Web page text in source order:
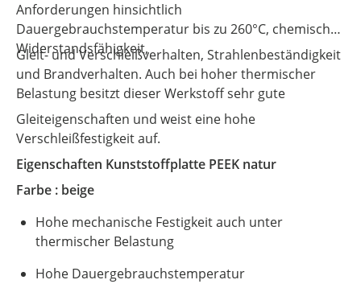
Anforderungen hinsichtlich
Dauergebrauchstemperatur bis zu 260°C, chemischer
Widerstandsfähigkeit,
Gleit- und Verschleißverhalten, Strahlenbeständigkeit
und Brandverhalten. Auch bei hoher thermischer
Belastung besitzt dieser Werkstoff sehr gute
Gleiteigenschaften und weist eine hohe
Verschleißfestigkeit auf.
Eigenschaften Kunststoffplatte PEEK natur
Farbe : beige
Hohe mechanische Festigkeit auch unter
thermischer Belastung
Hohe Dauergebrauchstemperatur